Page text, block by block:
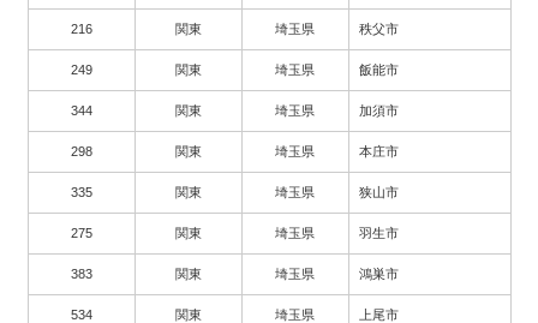
216 関東 埼玉県 秩父市
249 関東 埼玉県 飯能市
344 関東 埼玉県 加須市
298 関東 埼玉県 本庄市
335 関東 埼玉県 狭山市
275 関東 埼玉県 羽生市
383 関東 埼玉県 鴻巣市
534 関東 埼玉県 上尾市